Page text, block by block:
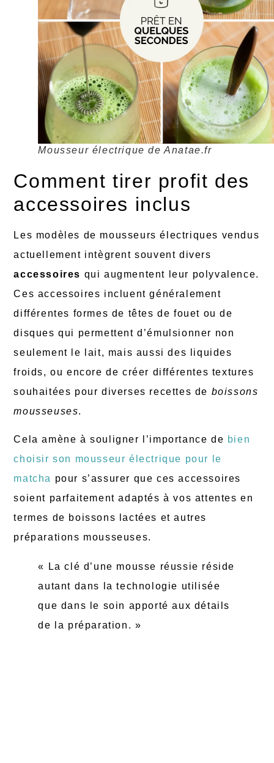
Mousseur électrique de Anatae.fr
Comment tirer profit des
accessoires inclus
Les modèles de mousseurs électriques vendus
actuellement intègrent souvent divers
accessoires qui augmentent leur polyvalence.
Ces accessoires incluent généralement
différentes formes de têtes de fouet ou de
disques qui permettent d’émulsionner non
seulement le lait, mais aussi des liquides
froids, ou encore de créer différentes textures
souhaitées pour diverses recettes de boissons
mousseuses.
Cela amène à souligner l’importance de bien
choisir son mousseur électrique pour le
matcha pour s’assurer que ces accessoires
soient parfaitement adaptés à vos attentes en
termes de boissons lactées et autres
préparations mousseuses.
« La clé d’une mousse réussie réside
autant dans la technologie utilisée
que dans le soin apporté aux détails
de la préparation. »